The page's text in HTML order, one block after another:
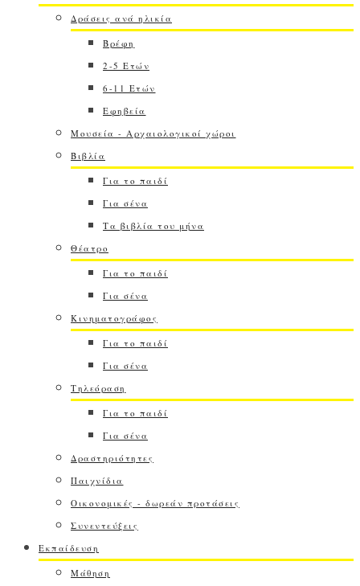
Δράσεις ανά ηλικία
Βρέφη
2-5 Ετών
6-11 Ετών
Εφηβεία
Μουσεία - Αρχαιολογικοί χώροι
Βιβλία
Για το παιδί
Για σένα
Τα βιβλία του μήνα
Θέατρο
Για το παιδί
Για σένα
Κινηματογράφος
Για το παιδί
Για σένα
Τηλεόραση
Για το παιδί
Για σένα
Δραστηριότητες
Παιχνίδια
Οικονομικές - δωρεάν προτάσεις
Συνεντεύξεις
Εκπαίδευση
Μάθηση